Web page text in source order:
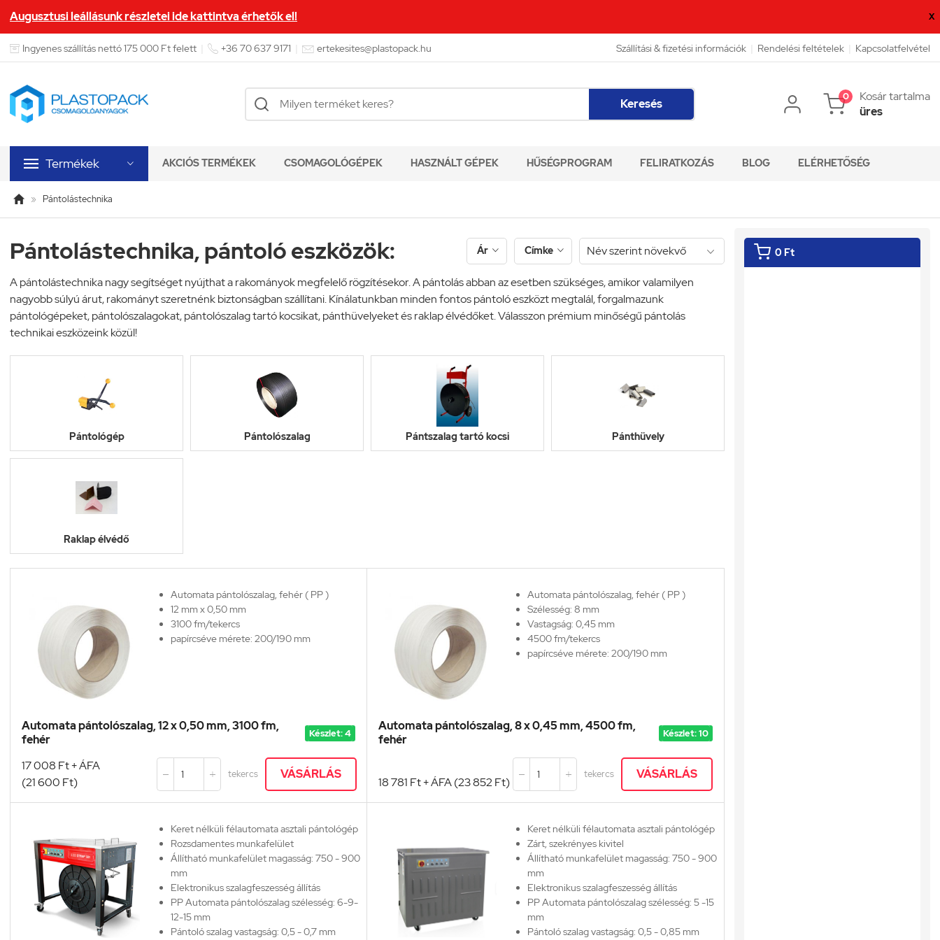
Augusztusi leállásunk részletei ide kattintva érhetők el! X
 Ingyenes szállítás nettó 175 000 Ft felett  +36 70 637 9171  ertekesites@plastopack.hu Szállítási & fizetési információk Rendelési feltételek Kapcsolatfelvétel
Keresés
0
Kosár tartalma
üres
 Termékek  AKCIÓS TERMÉKEK CSOMAGOLÓGÉPEK HASZNÁLT GÉPEK HŰSÉGPROGRAM FELIRATKOZÁS BLOG ELÉRHETŐSÉG
 » Pántolástechnika
Pántolástechnika, pántoló eszközök: Ár  Címke 
A pántolástechnika nagy segítséget nyújthat a rakományok megfelelő rögzítésekor. A pántolás abban az esetben szükséges, amikor valamilyen
nagyobb súlyú árut, rakományt szeretnénk biztonságban szállítani. Kínálatunkban minden fontos pántoló eszközt megtalál, forgalmazunk
pántológépeket, pántolószalagokat, pántolószalag tartó kocsikat, pánthüvelyeket és raklap élvédőket. Válasszon prémium minőségű pántolás
technikai eszközeink közül!
Pántológép Pántolószalag Pántszalag tartó kocsi Pánthüvely
Raklap élvédő
Automata pántolószalag, fehér ( PP )
12 mm x 0,50 mm
3100 fm/tekercs
papírcséve mérete: 200/190 mm
Automata pántolószalag, 12 x 0,50 mm, 3100 fm,
fehér
Készlet: 4
17 008 Ft + ÁFA
(21 600 Ft)
  tekercs VÁSÁRLÁS
Automata pántolószalag, fehér ( PP )
Szélesség: 8 mm
Vastagság: 0,45 mm
4500 fm/tekercs
papírcséve mérete: 200/190 mm
Automata pántolószalag, 8 x 0,45 mm, 4500 fm,
fehér
Készlet: 10
18 781 Ft + ÁFA (23 852 Ft)
  tekercs VÁSÁRLÁS
Keret nélküli félautomata asztali pántológép
Rozsdamentes munkafelület
Állítható munkafelület magasság: 750 - 900
mm
Elektronikus szalagfeszesség állítás
PP Automata pántolószalag szélesség: 6-9-
12-15 mm
Pántoló szalag vastagság: 0,5 - 0,7 mm
Keret nélküli félautomata asztali pántológép
Zárt, szekrényes kivitel
Állítható munkafelület magasság: 750 - 900
mm
Elektronikus szalagfeszesség állítás
PP Automata pántolószalag szélesség: 5 -15
mm
Pántoló szalag vastagság: 0,5 - 0,85 mm
0 Ft